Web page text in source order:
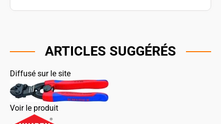
ARTICLES SUGGÉRÉS
Diffusé sur le site
Voir le produit